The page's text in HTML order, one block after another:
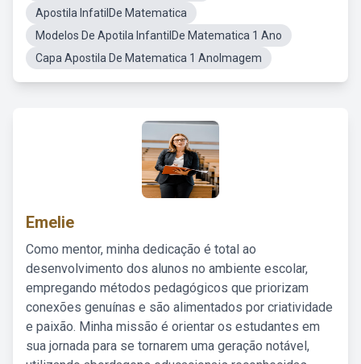
Apostila InfatilDe Matematica
Modelos De Apotila InfantilDe Matematica 1 Ano
Capa Apostila De Matematica 1 AnoImagem
Emelie
Como mentor, minha dedicação é total ao
desenvolvimento dos alunos no ambiente escolar,
empregando métodos pedagógicos que priorizam
conexões genuínas e são alimentados por criatividade
e paixão. Minha missão é orientar os estudantes em
sua jornada para se tornarem uma geração notável,